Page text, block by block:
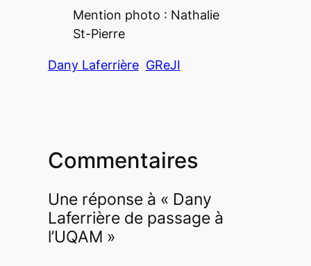
Mention photo : Nathalie
St-Pierre
Dany Laferrière GReJI
Commentaires
Une réponse à « Dany
Laferrière de passage à
l’UQAM »